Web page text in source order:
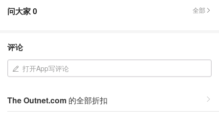
问大家0 全部
评论
打开App写评论
The Outnet.com 的全部折扣